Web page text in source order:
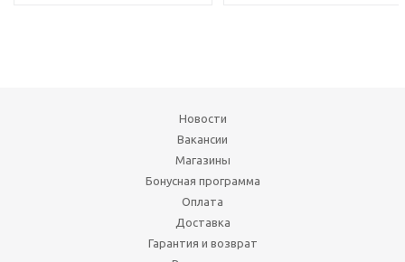
Новости
Вакансии
Магазины
Бонусная программа
Оплата
Доставка
Гарантия и возврат